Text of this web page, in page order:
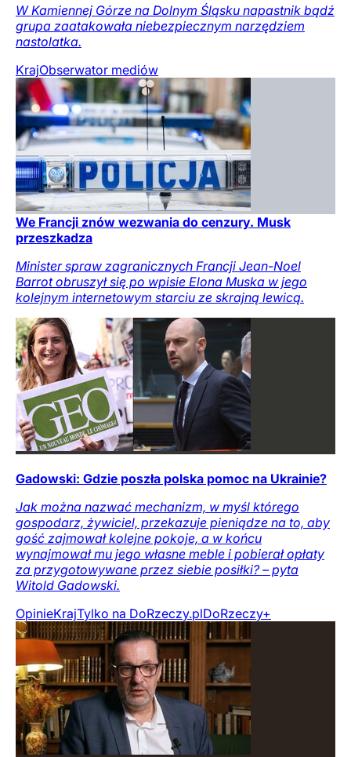
W Kamiennej Górze na Dolnym Śląsku napastnik bądź
grupa zaatakowała niebezpiecznym narzędziem
nastolatka.
KrajObserwator mediów
We Francji znów wezwania do cenzury. Musk
przeszkadza
Minister spraw zagranicznych Francji Jean-Noel
Barrot obruszył się po wpisie Elona Muska w jego
kolejnym internetowym starciu ze skrajną lewicą.
Gadowski: Gdzie poszła polska pomoc na Ukrainie?
Jak można nazwać mechanizm, w myśl którego
gospodarz, żywiciel, przekazuje pieniądze na to, aby
gość zajmował kolejne pokoje, a w końcu
wynajmował mu jego własne meble i pobierał opłaty
za przygotowywane przez siebie posiłki? – pyta
Witold Gadowski.
OpinieKrajTylko na DoRzeczy.plDoRzeczy+